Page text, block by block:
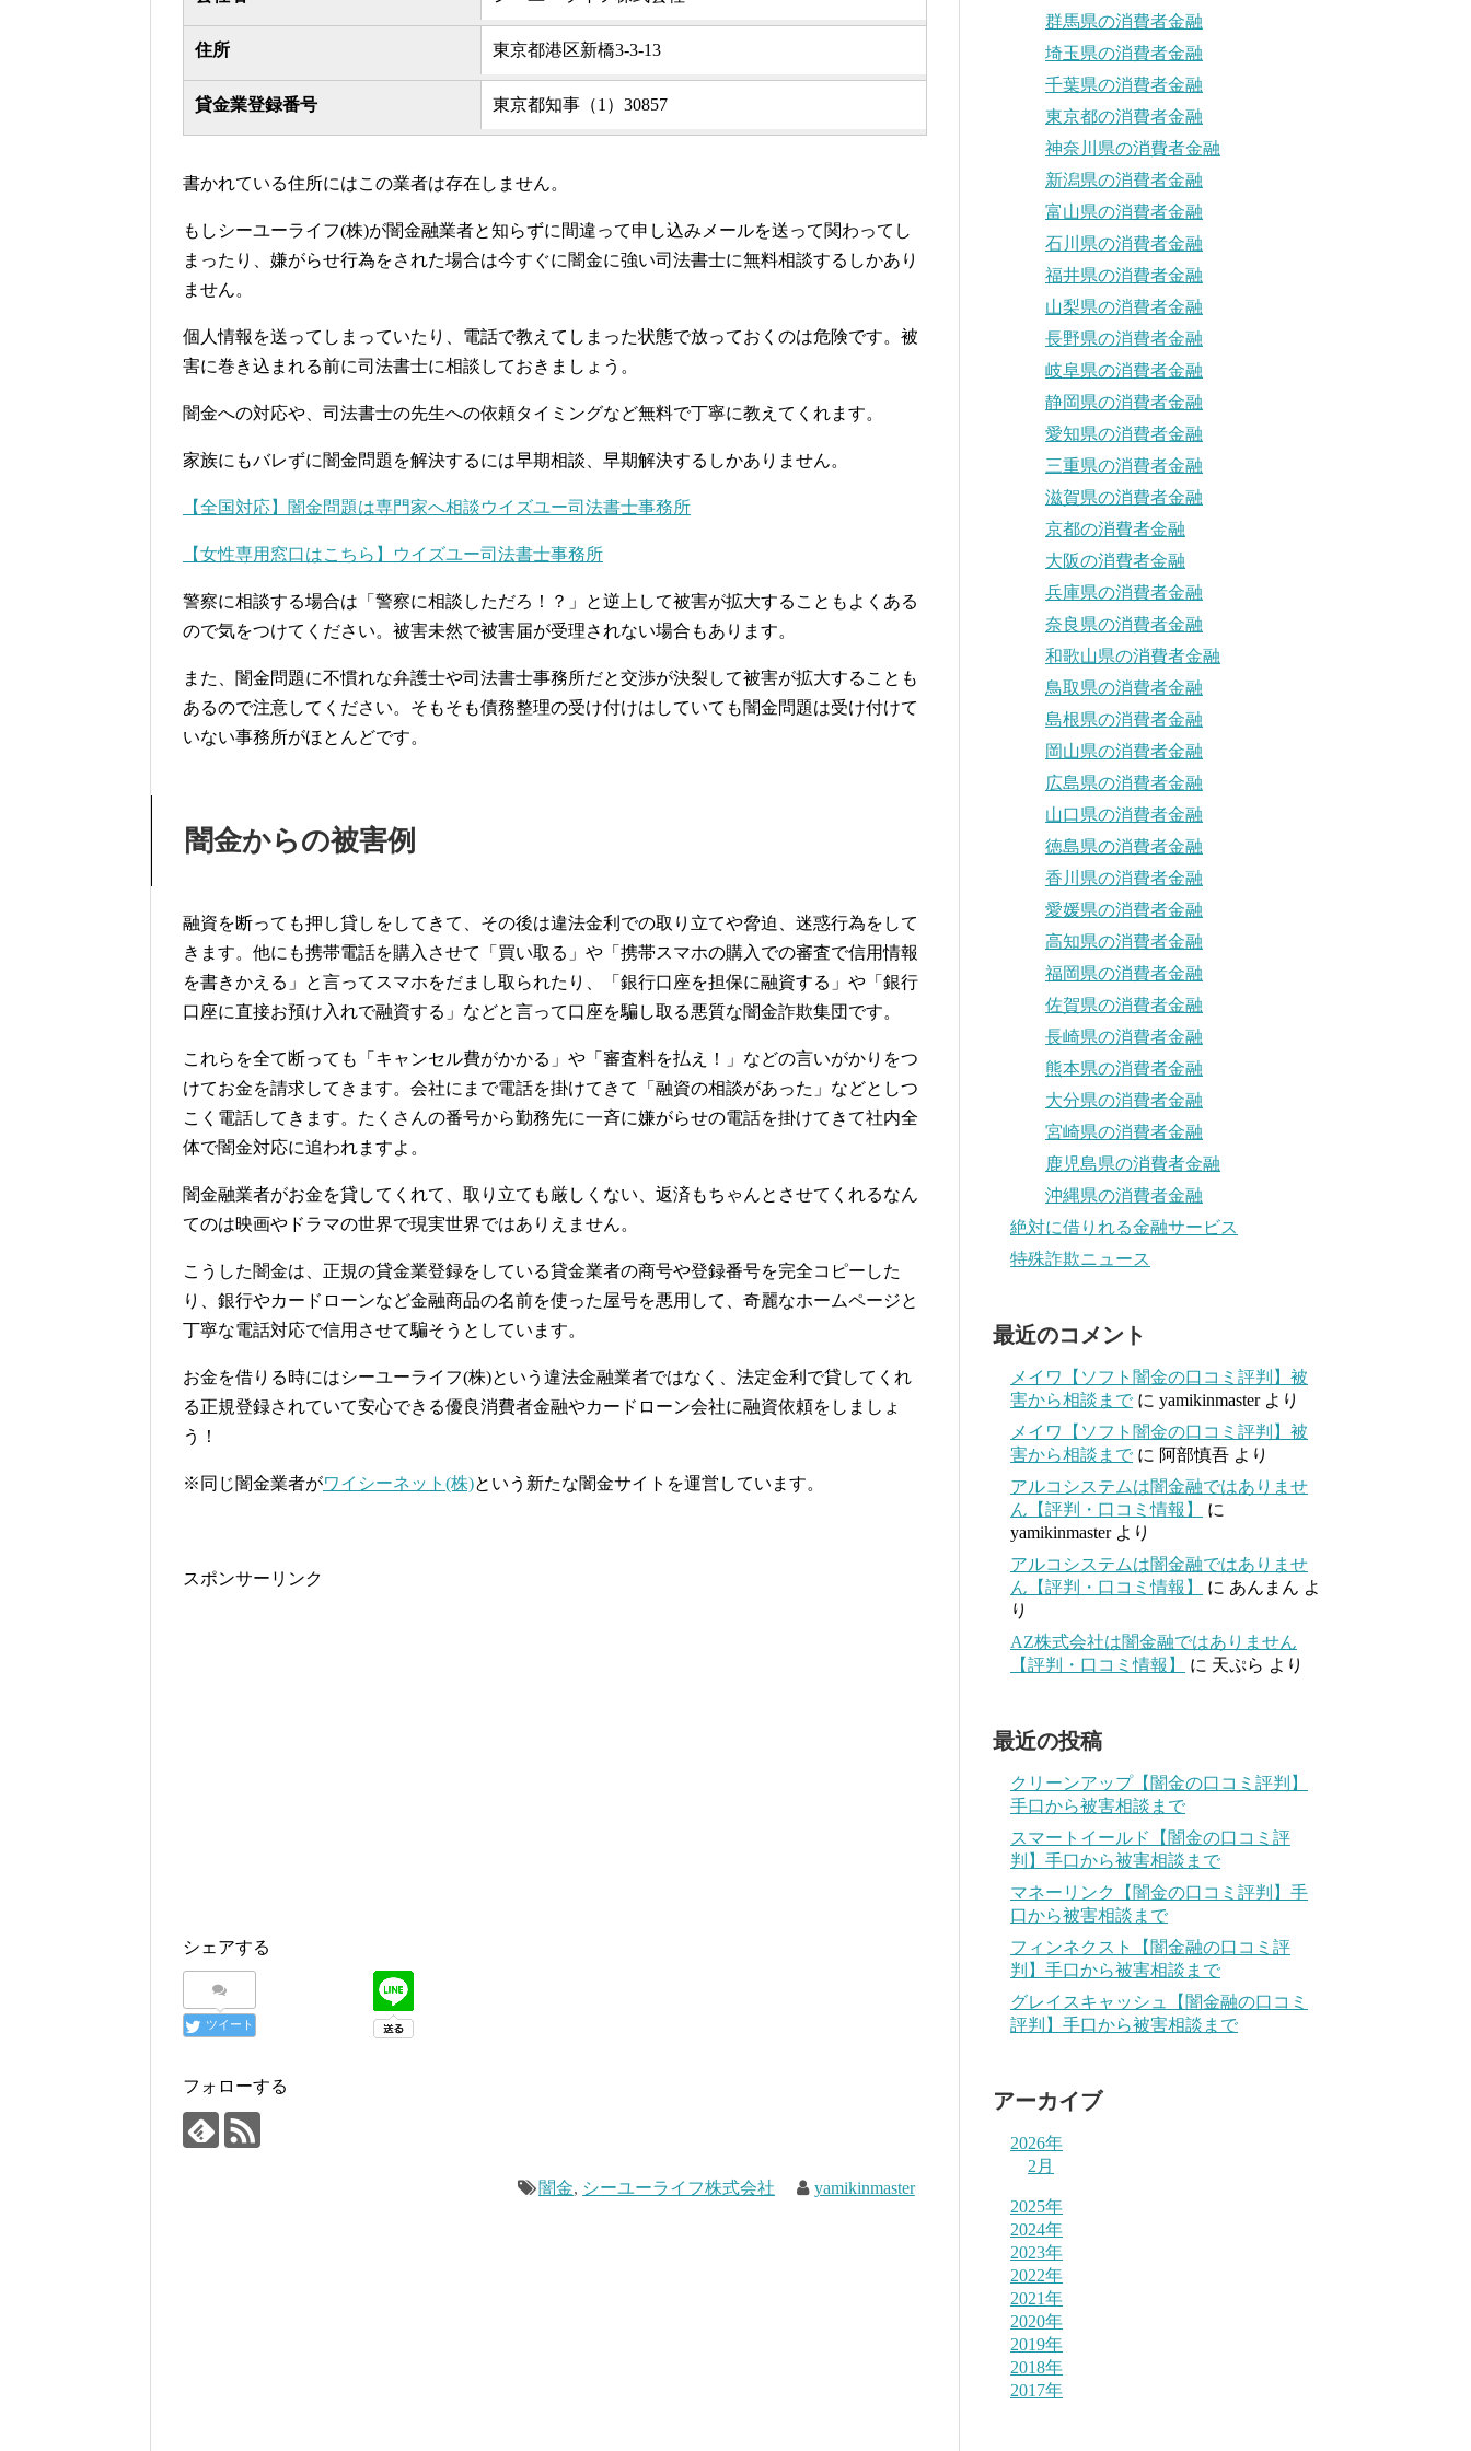
住所 東京都港区新橋3-3-13
貸金業登録番号 東京都知事（1）30857
書かれている住所にはこの業者は存在しません。
もしシーユーライフ(株)が闇金融業者と知らずに間違って申し込みメールを送って関わってし
まったり、嫌がらせ行為をされた場合は今すぐに闇金に強い司法書士に無料相談するしかあり
ません。
個人情報を送ってしまっていたり、電話で教えてしまった状態で放っておくのは危険です。被
害に巻き込まれる前に司法書士に相談しておきましょう。
闇金への対応や、司法書士の先生への依頼タイミングなど無料で丁寧に教えてくれます。
家族にもバレずに闇金問題を解決するには早期相談、早期解決するしかありません。
【全国対応】闇金問題は専門家へ相談ウイズユー司法書士事務所
【女性専用窓口はこちら】ウイズユー司法書士事務所
警察に相談する場合は「警察に相談しただろ！？」と逆上して被害が拡大することもよくある
ので気をつけてください。被害未然で被害届が受理されない場合もあります。
また、闇金問題に不慣れな弁護士や司法書士事務所だと交渉が決裂して被害が拡大することも
あるので注意してください。そもそも債務整理の受け付けはしていても闇金問題は受け付けて
いない事務所がほとんどです。
闇金からの被害例
融資を断っても押し貸しをしてきて、その後は違法金利での取り立てや脅迫、迷惑行為をして
きます。他にも携帯電話を購入させて「買い取る」や「携帯スマホの購入での審査で信用情報
を書きかえる」と言ってスマホをだまし取られたり、「銀行口座を担保に融資する」や「銀行
口座に直接お預け入れで融資する」などと言って口座を騙し取る悪質な闇金詐欺集団です。
これらを全て断っても「キャンセル費がかかる」や「審査料を払え！」などの言いがかりをつ
けてお金を請求してきます。会社にまで電話を掛けてきて「融資の相談があった」などとしつ
こく電話してきます。たくさんの番号から勤務先に一斉に嫌がらせの電話を掛けてきて社内全
体で闇金対応に追われますよ。
闇金融業者がお金を貸してくれて、取り立ても厳しくない、返済もちゃんとさせてくれるなん
てのは映画やドラマの世界で現実世界ではありえません。
こうした闇金は、正規の貸金業登録をしている貸金業者の商号や登録番号を完全コピーした
り、銀行やカードローンなど金融商品の名前を使った屋号を悪用して、奇麗なホームページと
丁寧な電話対応で信用させて騙そうとしています。
お金を借りる時にはシーユーライフ(株)という違法金融業者ではなく、法定金利で貸してくれ
る正規登録されていて安心できる優良消費者金融やカードローン会社に融資依頼をしましょ
う！
※同じ闇金業者がワイシーネット(株)という新たな闇金サイトを運営しています。
スポンサーリンク
シェアする
ツイート
フォローする
闇金, シーユーライフ株式会社 yamikinmaster
群馬県の消費者金融
埼玉県の消費者金融
千葉県の消費者金融
東京都の消費者金融
神奈川県の消費者金融
新潟県の消費者金融
富山県の消費者金融
石川県の消費者金融
福井県の消費者金融
山梨県の消費者金融
長野県の消費者金融
岐阜県の消費者金融
静岡県の消費者金融
愛知県の消費者金融
三重県の消費者金融
滋賀県の消費者金融
京都の消費者金融
大阪の消費者金融
兵庫県の消費者金融
奈良県の消費者金融
和歌山県の消費者金融
鳥取県の消費者金融
島根県の消費者金融
岡山県の消費者金融
広島県の消費者金融
山口県の消費者金融
徳島県の消費者金融
香川県の消費者金融
愛媛県の消費者金融
高知県の消費者金融
福岡県の消費者金融
佐賀県の消費者金融
長崎県の消費者金融
熊本県の消費者金融
大分県の消費者金融
宮崎県の消費者金融
鹿児島県の消費者金融
沖縄県の消費者金融
絶対に借りれる金融サービス
特殊詐欺ニュース
最近のコメント
メイワ【ソフト闇金の口コミ評判】被
害から相談まで に yamikinmasterより
メイワ【ソフト闇金の口コミ評判】被
害から相談まで に 阿部慎吾 より
アルコシステムは闇金融ではありませ
ん【評判・口コミ情報】
に
yamikinmasterより
アルコシステムは闇金融ではありませ
ん【評判・口コミ情報】
に あんまん よ
り
AZ株式会社は闇金融ではありません
【評判・口コミ情報】
に 天ぷら より
最近の投稿
クリーンアップ【闇金の口コミ評判】
手口から被害相談まで
スマートイールド【闇金の口コミ評
判】手口から被害相談まで
マネーリンク【闇金の口コミ評判】手
口から被害相談まで
フィンネクスト【闇金融の口コミ評
判】手口から被害相談まで
グレイスキャッシュ【闇金融の口コミ
評判】手口から被害相談まで
アーカイブ
2026年
2月
2025年
2024年
2023年
2022年
2021年
2020年
2019年
2018年
2017年